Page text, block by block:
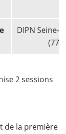
DIPN Seine-
(77)
2 sessions
de la première